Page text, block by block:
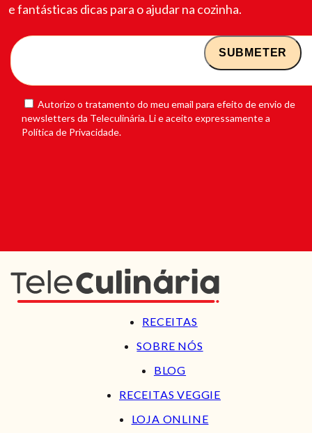
e fantásticas dicas para o ajudar na cozinha.
Autorizo o tratamento do meu email para efeito de envio de
newsletters da Teleculinária. Li e aceito expressamente a
Política de Privacidade.
RECEITAS
SOBRE NÓS
BLOG
RECEITAS VEGGIE
LOJA ONLINE